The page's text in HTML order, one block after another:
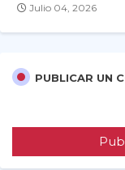
Julio 04, 2026
PUBLICAR UN